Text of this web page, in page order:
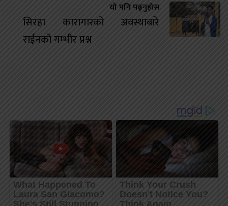
यो पनि पढ्नुहोस
सिरहा कारागारको अवस्थाबारे
राईनको गम्भीर प्रश्न